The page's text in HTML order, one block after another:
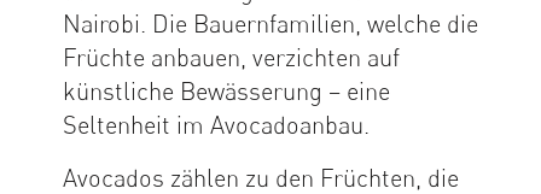
Nairobi. Die Bauernfamilien, welche die
Früchte anbauen, verzichten auf
künstliche Bewässerung – eine
Seltenheit im Avocadoanbau.
Avocados zählen zu den Früchten, die